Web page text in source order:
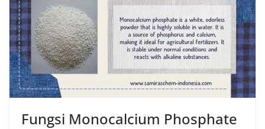
Fungsi Monocalcium Phosphate